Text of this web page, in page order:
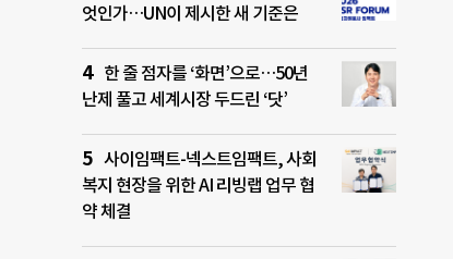
엇인가…UN이 제시한 새 기준은
한 줄 점자를 ‘화면’으로…50년
난제 풀고 세계시장 두드린 ‘닷’
사이임팩트-넥스트임팩트, 사회
복지 현장을 위한 AI 리빙랩 업무 협
약 체결